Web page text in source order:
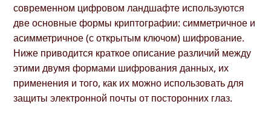
современном цифровом ландшафте используются
две основные формы криптографии: симметричное и
асимметричное (с открытым ключом) шифрование.
Ниже приводится краткое описание различий между
этими двумя формами шифрования данных, их
применения и того, как их можно использовать для
защиты электронной почты от посторонних глаз.